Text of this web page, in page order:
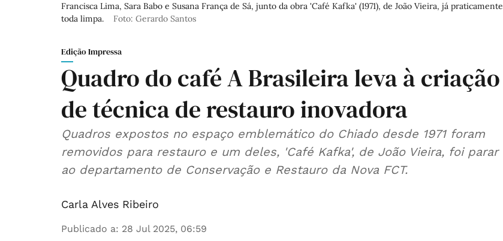
Francisca Lima, Sara Babo e Susana França de Sá, junto da obra 'Café Kafka' (1971), de João Vieira, já praticamente
toda limpa.
Foto: Gerardo Santos
Edição Impressa
Quadro do café A Brasileira leva à criação
de técnica de restauro inovadora
Quadros expostos no espaço emblemático do Chiado desde 1971 foram
removidos para restauro e um deles, 'Café Kafka', de João Vieira, foi parar
ao departamento de Conservação e Restauro da Nova FCT.
Carla Alves Ribeiro
Publicado a: 28 Jul 2025, 06:59